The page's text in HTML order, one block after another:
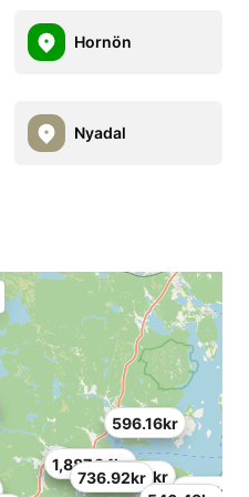
Hornön
Nyadal
736.92kr
1,391.04kr
1,887.84kr
1,731kr
596.16kr